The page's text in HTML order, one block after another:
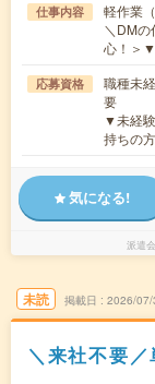
仕事内容
軽作業
＼DM
心！＞
応募資格
職種未
要
▼未経
持ちの
気になる!
派遣
未読 掲載日 2026/07/
＼来社不要